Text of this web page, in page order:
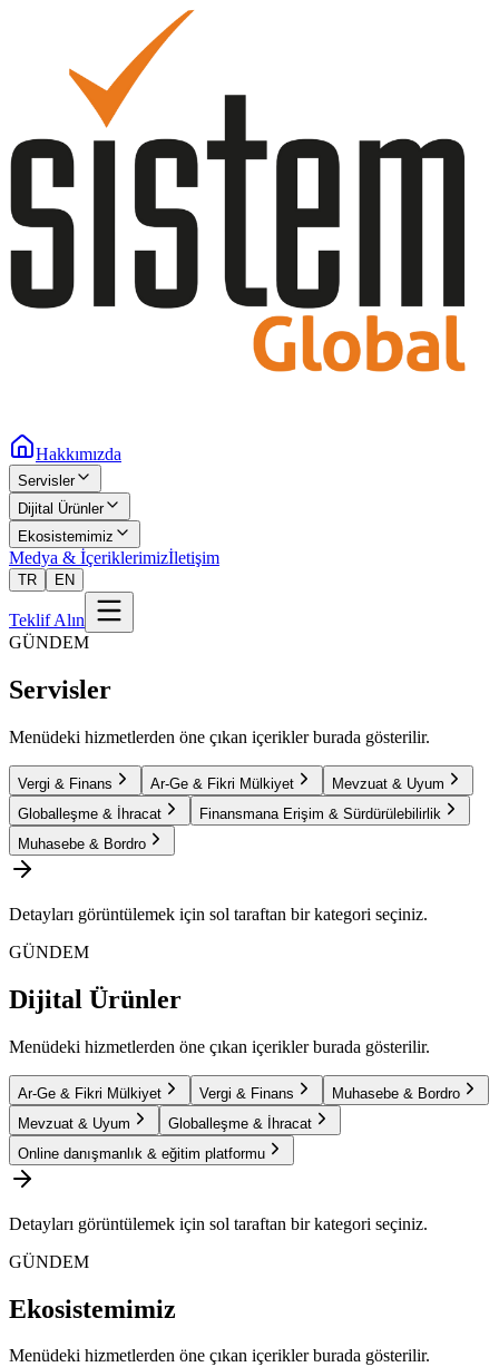
Hakkımızda
Servisler
Dijital Ürünler
Ekosistemimiz
Medya & İçeriklerimizİletişim
TR EN
Teklif Alın
GÜNDEM
Servisler
Menüdeki hizmetlerden öne çıkan içerikler burada gösterilir.
Vergi & Finans Ar-Ge & Fikri Mülkiyet
Mevzuat & Uyum
Globalleşme & İhracat
Finansmana Erişim & Sürdürülebilirlik
Muhasebe & Bordro
Detayları görüntülemek için sol taraftan bir kategori seçiniz.
GÜNDEM
Dijital Ürünler
Menüdeki hizmetlerden öne çıkan içerikler burada gösterilir.
Ar-Ge & Fikri Mülkiyet Vergi & Finans
Muhasebe & Bordro
Mevzuat & Uyum
Globalleşme & İhracat
Online danışmanlık & eğitim platformu
Detayları görüntülemek için sol taraftan bir kategori seçiniz.
GÜNDEM
Ekosistemimiz
Menüdeki hizmetlerden öne çıkan içerikler burada gösterilir.